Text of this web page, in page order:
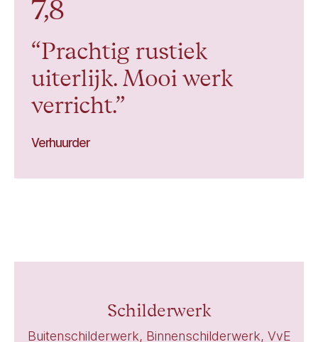
7,8
Prachtig rustiek
uiterlijk. Mooi werk
verricht.
Verhuurder
Schilderwerk
Buitenschilderwerk, Binnenschilderwerk, VvE